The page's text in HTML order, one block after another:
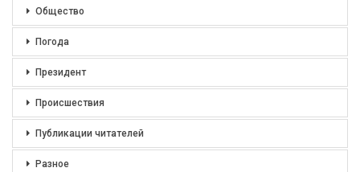
Общество
Погода
Президент
Происшествия
Публикации читателей
Разное